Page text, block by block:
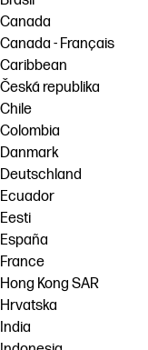
Canada
Canada - Français
Caribbean
Česká republika
Chile
Colombia
Danmark
Deutschland
Ecuador
Eesti
España
France
Hong Kong SAR
Hrvatska
India